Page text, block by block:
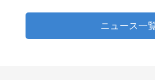
ニュース一